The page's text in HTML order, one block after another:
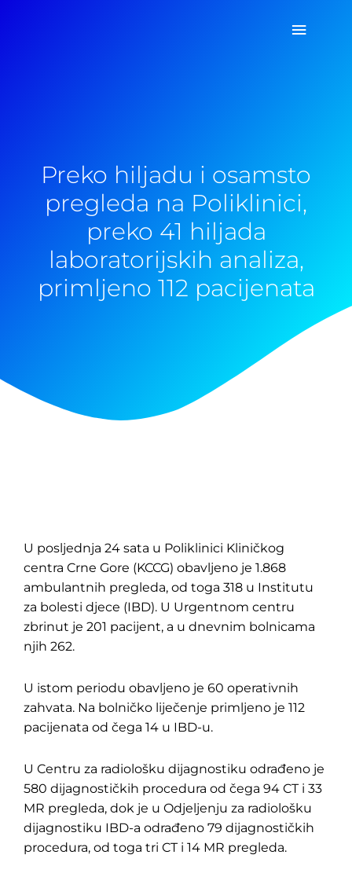
Glavni
Preko hiljadu i osamsto
pregleda na Poliklinici,
preko 41 hiljada
laboratorijskih analiza,
primljeno 112 pacijenata
U posljednja 24 sata u Poliklinici Kliničkog
centra Crne Gore (KCCG) obavljeno je 1.868
ambulantnih pregleda, od toga 318 u Institutu
za bolesti djece (IBD). U Urgentnom centru
zbrinut je 201 pacijent, a u dnevnim bolnicama
njih 262.
U istom periodu obavljeno je 60 operativnih
zahvata. Na bolničko liječenje primljeno je 112
pacijenata od čega 14 u IBD-u.
U Centru za radiološku dijagnostiku odrađeno je
580 dijagnostičkih procedura od čega 94 CT i 33
MR pregleda, dok je u Odjeljenju za radiološku
dijagnostiku IBD-a odrađeno 79 dijagnostičkih
procedura, od toga tri CT i 14 MR pregleda.